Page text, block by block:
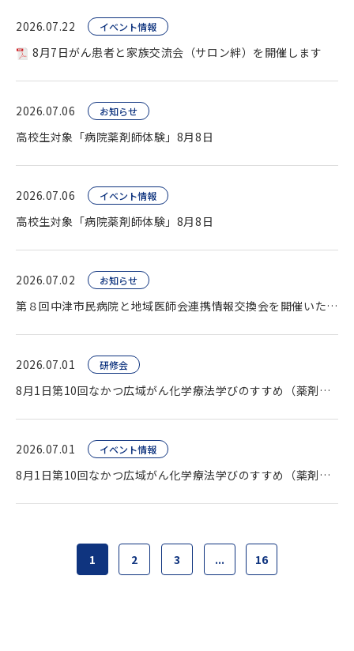
2026.07.22 イベント情報
8月7日がん患者と家族交流会（サロン絆）を開催します
2026.07.06 お知らせ
高校生対象「病院薬剤師体験」8月8日
2026.07.06 イベント情報
高校生対象「病院薬剤師体験」8月8日
2026.07.02 お知らせ
第８回中津市民病院と地域医師会連携情報交換会を開催いたしました。
2026.07.01 研修会
8月1日第10回なかつ広域がん化学療法学びのすすめ（薬剤師向け研修会）開催します。
2026.07.01 イベント情報
8月1日第10回なかつ広域がん化学療法学びのすすめ（薬剤師向け研修会）開催します。
1 2 3 ... 16